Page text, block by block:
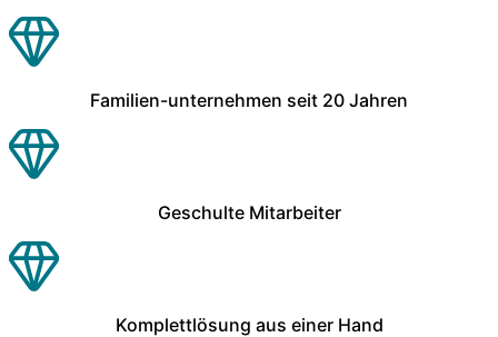
Familien-unternehmen seit 20 Jahren
Geschulte Mitarbeiter
Komplettlösung aus einer Hand